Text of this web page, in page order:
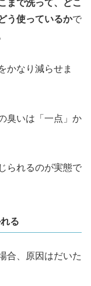
まで洗って、どこ
う使っているかで
かなり減らせま
臭いは「一点」か
られるのが実態で
る
合、原因はだいた